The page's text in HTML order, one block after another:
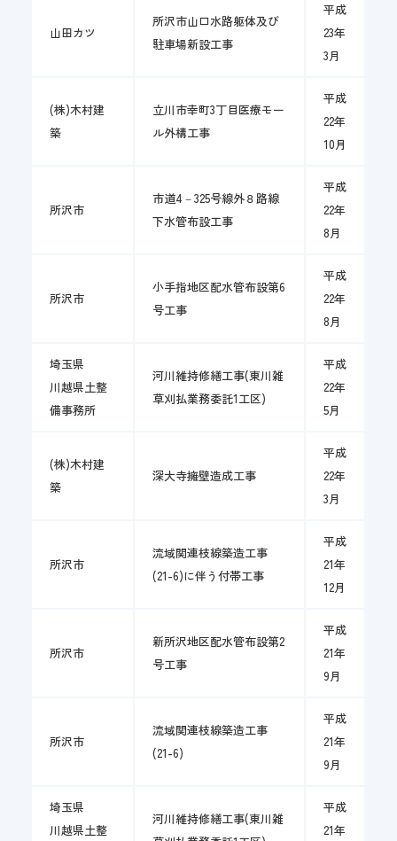
山田カツ
所沢市山口水路躯体及び
駐車場新設工事
平成
23年
3月
(株)木村建
築
立川市幸町3丁目医療モー
ル外構工事
平成
22年
10月
所沢市
市道4－325号線外８路線
下水管布設工事
平成
22年
8月
所沢市
小手指地区配水管布設第6
号工事
平成
22年
8月
埼玉県
川越県土整
備事務所
河川維持修繕工事(東川雑
草刈払業務委託1工区)
平成
22年
5月
(株)木村建
築
深大寺擁壁造成工事
平成
22年
3月
所沢市
流域関連枝線築造工事
(21-6)に伴う付帯工事
平成
21年
12月
所沢市
新所沢地区配水管布設第2
号工事
平成
21年
9月
所沢市
流域関連枝線築造工事
(21-6)
平成
21年
9月
埼玉県
川越県土整
河川維持修繕工事(東川雑
平成
21年